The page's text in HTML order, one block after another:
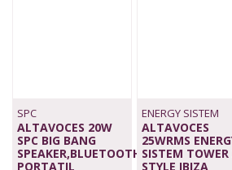
SPC
ALTAVOCES 20W
SPC BIG BANG
SPEAKER,BLUETOOTH,
PORTATIL
ENERGY SISTEM
ALTAVOCES
25WRMS
SISTEM TOWER
STYLE IBIZA